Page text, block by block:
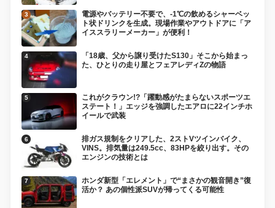
電源やバッテリー不要で、-1℃の飲めるシャーベッ
ト状ドリンクを生成。現場作業やアウトドアに「ア
イススラリーメーカー」が便利！
「18歳、父から譲り受けたS130」そこから始まっ
た、ひとりの走り屋とフェアレディZの物語
これがクラウン!?「躍動感がたまらないスポーツエ
ステート！」エッジを強調したエアロに22インチホ
イールで武装
排ガス規制をクリアした、2ストVツインバイク、
VINS。排気量は249.5cc、83HPを絞り出す。その
エンジンの技術とは
ホンダ新型「エレメント」で“まさかの観音開き”復
活か？ あの個性派SUVが帰ってくる可能性